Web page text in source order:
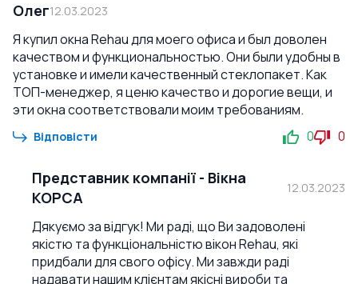
Олег12.03.2023
Я купил окна Rehau для моего офиса и был доволен
качеством и функциональностью. Они были удобны в
установке и имели качественный стеклопакет. Как
ТОП-менеджер, я ценю качество и дорогие вещи, и
эти окна соответствовали моим требованиям.
Відповісти 0 0
Представник компанії - Вікна
КОРСА
12.03.2023
Дякуємо за відгук! Ми раді, що Ви задоволені
якістю та функціональністю вікон Rehau, які
придбали для свого офісу. Ми завжди раді
надавати нашим клієнтам якісні вироби та